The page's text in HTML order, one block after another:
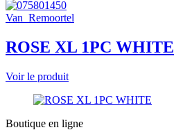
Van_Remoortel
ROSE XL 1PC WHITE
Voir le produit
Boutique en ligne